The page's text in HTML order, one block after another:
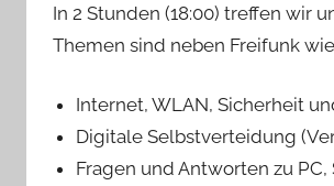
In 2 Stunden (18:00) treffen wir
Themen sind neben Freifunk
Internet, WLAN, Sicherheit
Digitale Selbstverteidung
Fragen und Antworten zu